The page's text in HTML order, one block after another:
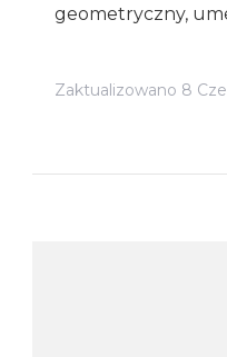
geometryczny,
Zaktualizowano 8